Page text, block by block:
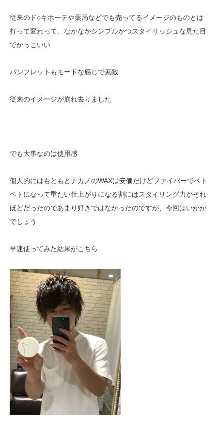
従来のド○キホーテや薬局などでも売ってるイメージのものとは
打って変わって、なかなかシンプルかつスタイリッシュな見た目
でかっこいい
パンフレットもモードな感じで素敵
従来のイメージが崩れ去りました
でも大事なのは使用感
個人的にはもともとナカノのWAXは安価だけどファイバーでベト
ベトになって重たい仕上がりになる割にはスタイリング力がそれ
ほどだったのであまり好きではなかったのですが、今回はいかが
でしょう
早速使ってみた結果がこちら